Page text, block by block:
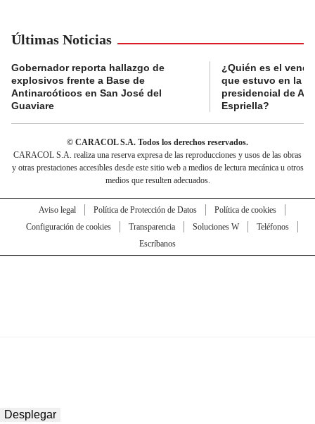
Últimas Noticias
Gobernador reporta hallazgo de
explosivos frente a Base de
Antinarcóticos en San José del
Guaviare
¿Quién es el
que estuvo en la
presidencial de
Espriella?
© CARACOL S.A. Todos los derechos reservados.
CARACOL S.A. realiza una reserva expresa de las reproducciones y usos de las obras
y otras prestaciones accesibles desde este sitio web a medios de lectura mecánica u otros
medios que resulten adecuados.
Aviso legal Política de Protección de Datos
Política de cookies
Configuración de cookies
Transparencia Soluciones W
Teléfonos
Escríbanos
Desplegar